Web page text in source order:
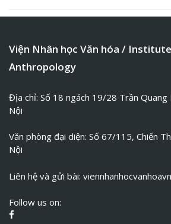
Viện Nhân học Văn hóa /
Anthropology
Địa chỉ: Số 18 ngách 19/28 Trần
Nội
Văn phòng đại diện: Số 67/115, Chiến
Nội
Liên hệ và gửi bài:
Follow us on: